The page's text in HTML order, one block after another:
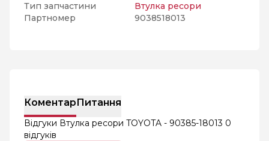
Тип запчастини
Втулка ресори
Партномер
9038518013
КоментарПитання
Відгуки Втулка ресори TOYOTA - 90385-18013 0
відгуків